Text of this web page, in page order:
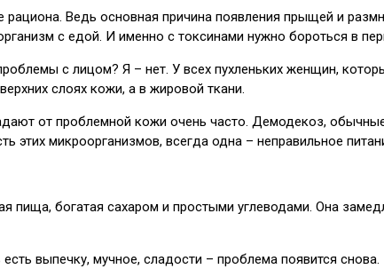
Ведь основная причина появления прыщей и
с едой. И именно с токсинами нужно бороться в
с лицом? Я – нет. У всех пухленьких женщин,
слоях кожи, а в жировой ткани.
от проблемной кожи очень часто. Демодекоз,
этих микроорганизмов, всегда одна – неправильное
пища, богатая сахаром и простыми углеводами. Она
выпечку, мучное, сладости – проблема появится